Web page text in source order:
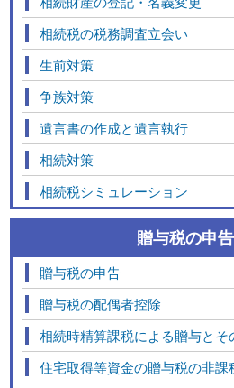
相続税の税務調査立会い
生前対策
争族対策
遺言書の作成と遺言執行
相続対策
相続税シミュレーション
贈与税の申
贈与税の申告
贈与税の配偶者控除
相続時精算課税による贈与とそ
住宅取得等資金の贈与税の非課